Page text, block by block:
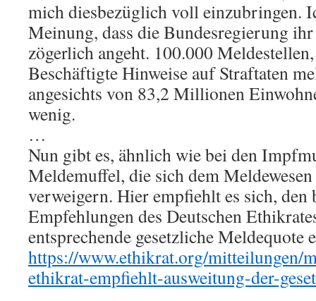
mich diesbezüglich voll einzubringen.
Meinung, dass die Bundesregierung
zögerlich angeht. 100.000
Beschäftigte Hinweise auf Straftaten
angesichts von 83,2 Millionen
wenig.
…
Nun gibt es, ähnlich wie bei den
Meldemuffel, die sich dem
verweigern. Hier empfiehlt es sich, den
Empfehlungen des Deutschen
entsprechende gesetzliche Meldequote
https://www.ethikrat.org/mitteilungen/
ethikrat-empfiehlt-ausweitung-der-